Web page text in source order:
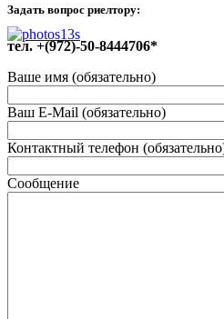
Задать вопрос риелтору:
тел. +(972)-50-8444706*
Ваше имя (обязательно)
Ваш E-Mail (обязательно)
Контактный телефон
Сообщение